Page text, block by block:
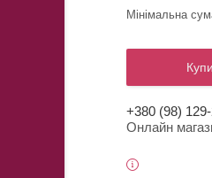
Мінімальна
+380 (98)
Онлайн